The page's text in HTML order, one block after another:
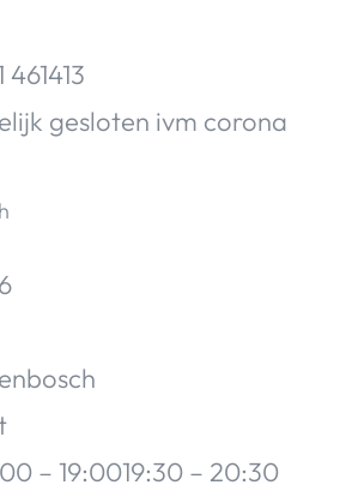
gesloten ivm corona
– 19:0019:30 – 20:30